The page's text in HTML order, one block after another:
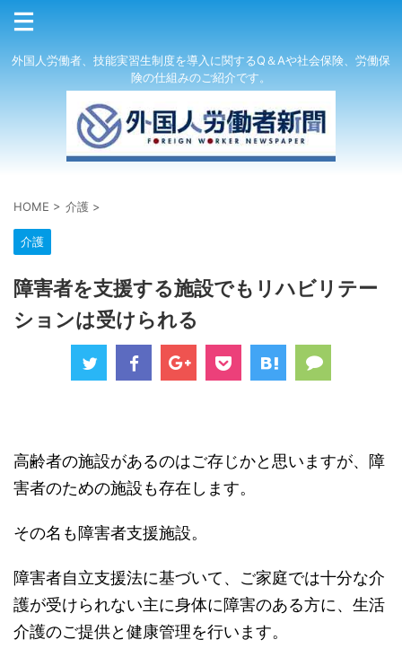
外国人労働者、技能実習生制度を導入に関するQ＆Aや社会保険、労働保
険の仕組みのご紹介です。
HOME > 介護 >
介護
障害者を支援する施設でもリハビリテー
ションは受けられる
高齢者の施設があるのはご存じかと思いますが、障
害者のための施設も存在します。
その名も障害者支援施設。
障害者自立支援法に基づいて、ご家庭では十分な介
護が受けられない主に身体に障害のある方に、生活
介護のご提供と健康管理を行います。